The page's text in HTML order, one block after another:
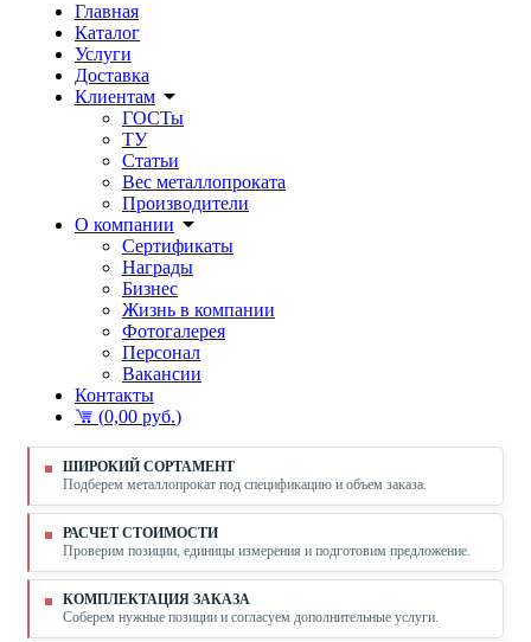
Главная
Каталог
Услуги
Доставка
Клиентам
ГОСТы
ТУ
Статьи
Вес металлопроката
Производители
О компании
Сертификаты
Награды
Бизнес
Жизнь в компании
Фотогалерея
Персонал
Вакансии
Контакты
(0,00 руб.)
ШИРОКИЙ СОРТАМЕНТ
Подберем металлопрокат под спецификацию и объем заказа.
РАСЧЕТ СТОИМОСТИ
Проверим позиции, единицы измерения и подготовим предложение.
КОМПЛЕКТАЦИЯ ЗАКАЗА
Соберем нужные позиции и согласуем дополнительные услуги.